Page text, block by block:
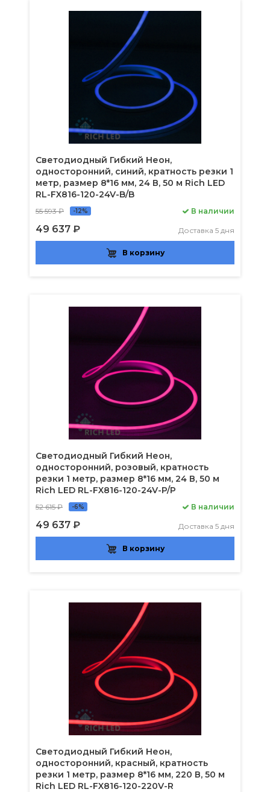
Светодиодный Гибкий Неон,
односторонний, синий, кратность резки 1
метр, размер 8*16 мм, 24 В, 50 м Rich LED
RL-FX816-120-24V-B/B
55 593 ₽ -12%
49 637 ₽
В наличии
Доставка 5 дня
В корзину
Светодиодный Гибкий Неон,
односторонний, розовый, кратность
резки 1 метр, размер 8*16 мм, 24 В, 50 м
Rich LED RL-FX816-120-24V-P/P
52 615 ₽ -6%
49 637 ₽
В наличии
Доставка 5 дня
В корзину
Светодиодный Гибкий Неон,
односторонний, красный, кратность
резки 1 метр, размер 8*16 мм, 220 В, 50 м
Rich LED RL-FX816-120-220V-R